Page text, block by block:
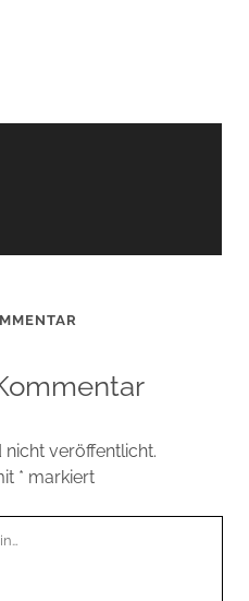
veröffentlicht.
* markiert